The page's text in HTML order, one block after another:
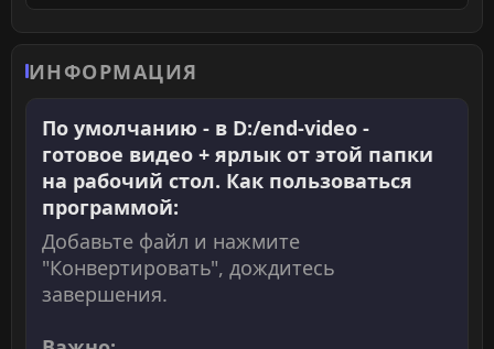
ИНФОРМАЦИЯ
По умолчанию - в D:/end-video -
готовое видео + ярлык от этой папки
на рабочий стол. Как пользоваться
программой:
Добавьте файл и нажмите
"Конвертировать", дождитесь
завершения.